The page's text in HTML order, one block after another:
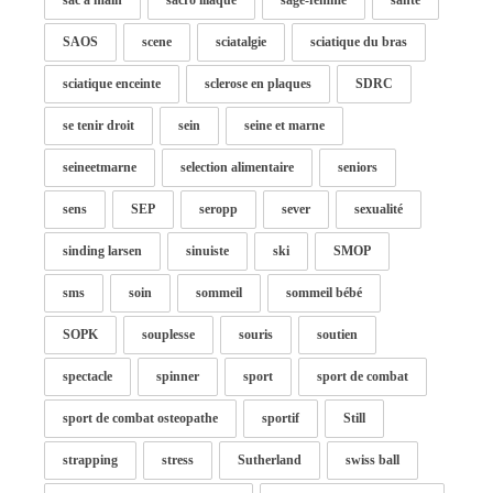
SAOS scene sciatalgie sciatique du bras
sciatique enceinte sclerose en plaques SDRC
se tenir droit sein seine et marne
seineetmarne selection alimentaire seniors
sens SEP seropp sever sexualité
sinding larsen sinuiste ski SMOP
sms soin sommeil sommeil bébé
SOPK souplesse souris soutien
spectacle spinner sport sport de combat
sport de combat osteopathe sportif Still
strapping stress Sutherland swiss ball